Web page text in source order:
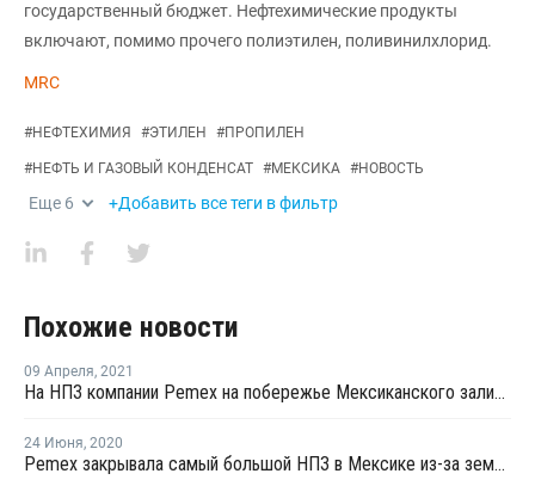
государственный бюджет. Нефтехимические продукты
включают, помимо прочего полиэтилен, поливинилхлорид.
MRC
#НЕФТЕХИМИЯ #ЭТИЛЕН #ПРОПИЛЕН
#НЕФТЬ И ГАЗОВЫЙ КОНДЕНСАТ #МЕКСИКА #НОВОСТЬ
Еще 6 +Добавить все теги в фильтр
Похожие новости
09 Апреля, 2021
На НПЗ компании Pemex на побережье Мексиканского залива произошел пожар
24 Июня, 2020
Pemex закрывала самый большой НПЗ в Мексике из-за землетрясения и последующего пожара